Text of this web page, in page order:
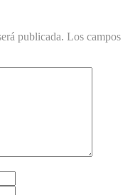
publicada. Los campos